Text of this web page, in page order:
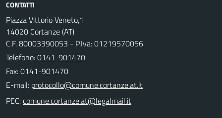
CONTATTI
Piazza Vittorio Veneto,1
14020 Cortanze (AT)
C.F. 80003390053 - P.Iva: 01219570056
Telefono:0141-901470
Fax: 0141-901470
E-mail:
PEC: